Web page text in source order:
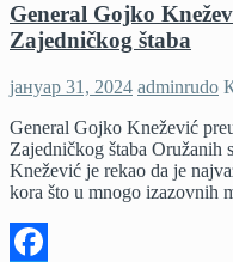
General Gojko
Zajedničkog štaba
јануар 31, 2024 adminrudo
General Gojko Knežević
Zajedničkog štaba Oružanih
Knežević je rekao da je
kora što u mnogo izazovnih